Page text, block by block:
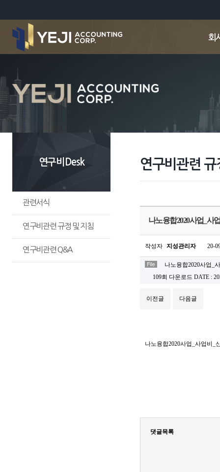
연구비Desk
관련서식
연구비관련 규정 및 지침
연구비관련 Q&A
연구비관련 규
나노융합2020사업_사
작성자 지성관리자 20-
나노융합2020사업_
109회 다운로드 DATE :
이전글 다음글
나노융합2020사업_사업비_
댓글목록